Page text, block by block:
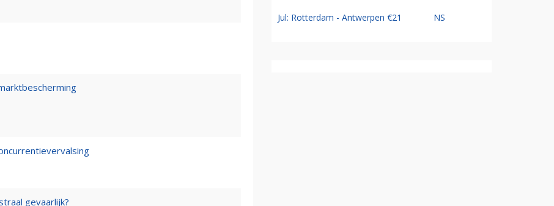
gevaarlijk?
Jul: Rotterdam - Antwerpen €21 NS